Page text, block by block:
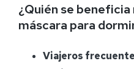
¿Quién se beneficia
máscara para
Viajeros